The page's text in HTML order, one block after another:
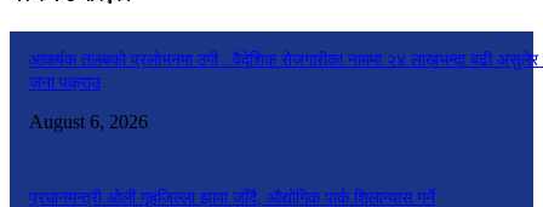
आकर्षक तलबको प्रलोभनमा ठगी : वैदेशिक रोजगारीका नाममा २४ लाखभन्दा बढी असुलेर
जना पक्राउ
August 6, 2026
प्रधानमन्त्री ओली गृहजिल्ला झापा जाँदै, औद्योगिक पार्क शिलान्यास गर्ने